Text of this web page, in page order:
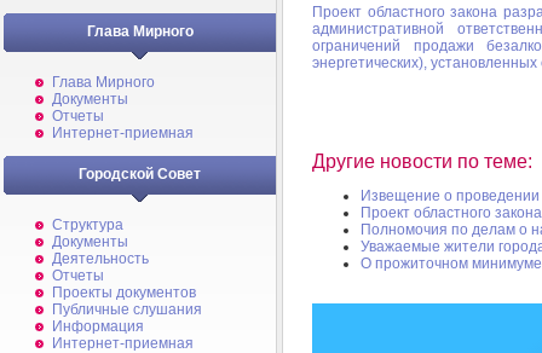
Глава Мирного
Глава Мирного
Документы
Отчеты
Интернет-приемная
Городской Совет
Структура
Документы
Деятельность
Отчеты
Проекты документов
Публичные слушания
Информация
Интернет-приемная
Проект областного закона
административной
ограничений продажи
энергетических),
Другие новости по теме:
Извещение о проведении
Проект областного закона
Полномочия по делам о
Уважаемые жители
О прожиточном минимуме